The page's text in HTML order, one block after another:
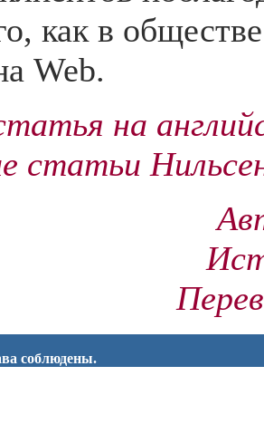
как в
Web.
на
статьи
соблюдены.